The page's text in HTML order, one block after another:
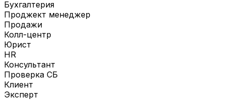
Бухгалтерия
Проджект менеджер
Продажи
Колл-центр
Юрист
HR
Консультант
Проверка СБ
Клиент
Эксперт